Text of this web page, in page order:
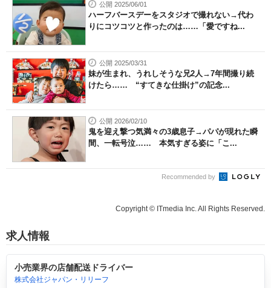
公開 2025/06/01
ハーフバースデーをスタジオで撮れない→代わ
りにコツコツと作ったのは……「愛ですね...
公開 2025/03/31
妹が生まれ、うれしそうな兄2人→7年間撮り続
けたら…… “すてきな仕掛け”の記念...
公開 2026/02/10
鬼を迎え撃つ気満々の3歳息子→パパが現れた瞬
間、一転号泣…… 本気すぎる姿に「こ...
Recommended by
Copyright © ITmedia Inc. All Rights Reserved.
求人情報
小売業界の店舗配送ドライバー
株式会社ジャパン・リリーフ